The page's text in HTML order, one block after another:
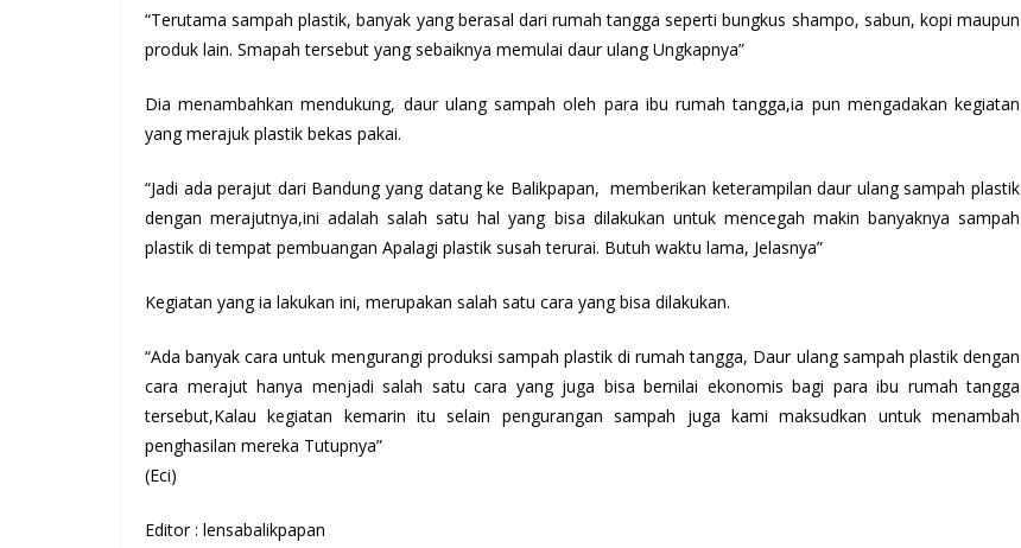
“Terutama sampah plastik, banyak yang berasal dari rumah tangga seperti bungkus shampo, sabun, kopi maupun
produk lain. Smapah tersebut yang sebaiknya memulai daur ulang Ungkapnya”
Dia menambahkan mendukung, daur ulang sampah oleh para ibu rumah tangga,ia pun mengadakan kegiatan
yang merajuk plastik bekas pakai.
“Jadi ada perajut dari Bandung yang datang ke Balikpapan, memberikan keterampilan daur ulang sampah plastik
dengan merajutnya,ini adalah salah satu hal yang bisa dilakukan untuk mencegah makin banyaknya sampah
plastik di tempat pembuangan Apalagi plastik susah terurai. Butuh waktu lama, Jelasnya”
Kegiatan yang ia lakukan ini, merupakan salah satu cara yang bisa dilakukan.
“Ada banyak cara untuk mengurangi produksi sampah plastik di rumah tangga, Daur ulang sampah plastik dengan
cara merajut hanya menjadi salah satu cara yang juga bisa bernilai ekonomis bagi para ibu rumah tangga
tersebut,Kalau kegiatan kemarin itu selain pengurangan sampah juga kami maksudkan untuk menambah
penghasilan mereka Tutupnya”
(Eci)
Editor : lensabalikpapan